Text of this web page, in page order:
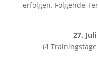
erfolgen. Folgende
27. Juli
(4